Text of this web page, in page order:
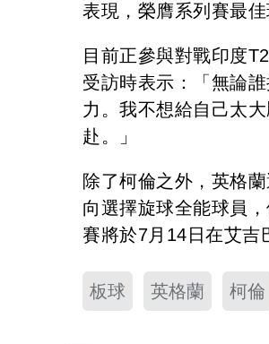
表現，榮膺系列賽最佳
目前正參與對戰印度
受訪時表示：「無論
力。我不想給自己太
赴。」
除了柯倫之外，英格
向選擇旋球全能球員
賽將於7月14日在艾吉
板球 英格蘭 柯倫